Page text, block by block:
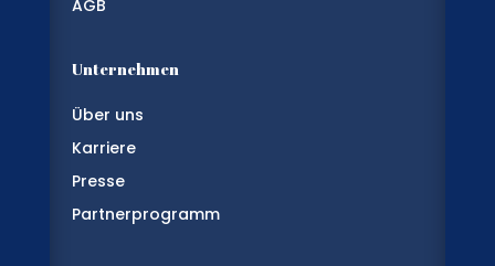
AGB
Unternehmen
Über uns
Karriere
Presse
Partnerprogramm